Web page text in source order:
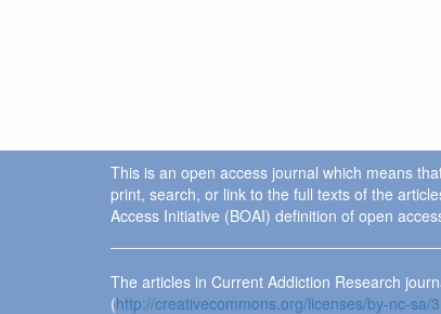
This is an open access journal which means
print, search, or link to the full texts of the
Access Initiative (BOAI) definition of open
The articles in Current Addiction Research
(http://creativecommons.org/licenses/by-nc-sa/